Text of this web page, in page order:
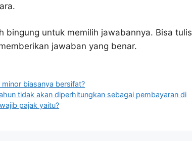
bingung untuk memilih jawabannya. Bisa tulis
jawaban yang benar.
biasanya bersifat?
tidak akan diperhitungkan sebagai pembayaran di
pajak yaitu?